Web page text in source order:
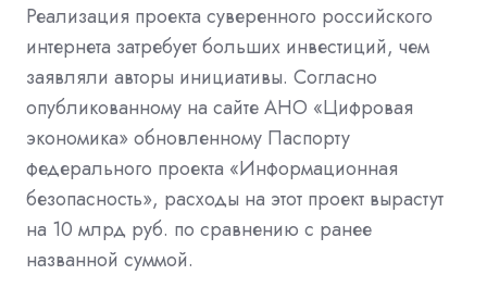
Реализация проекта суверенного российского
интернета затребует больших инвестиций, чем
заявляли авторы инициативы. Согласно
опубликованному на сайте АНО «Цифровая
экономика» обновленному Паспорту
федерального проекта «Информационная
безопасность», расходы на этот проект вырастут
на 10 млрд руб. по сравнению с ранее
названной суммой.